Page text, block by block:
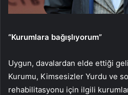
“Kurumlara bağışlıyorum”
Uygun, davalardan elde ettiği
Kurumu, Kimsesizler Yurdu ve
rehabilitasyonu için ilgili